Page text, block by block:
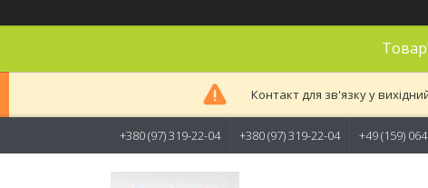
Контакт для зв'язку у
+380 (97) 319-22-04 +380 (97) 319-22-04 +49 (159)